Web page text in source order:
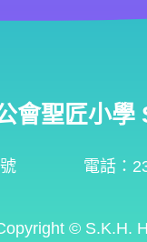
會聖匠小
電話：
© S.K.H.